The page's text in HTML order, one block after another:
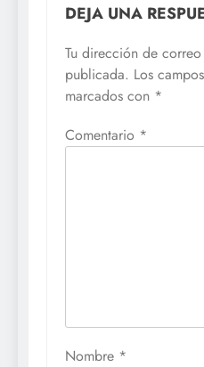
DEJA UNA
Tu dirección de
publicada. Los
marcados con *
Comentario *
Nombre *